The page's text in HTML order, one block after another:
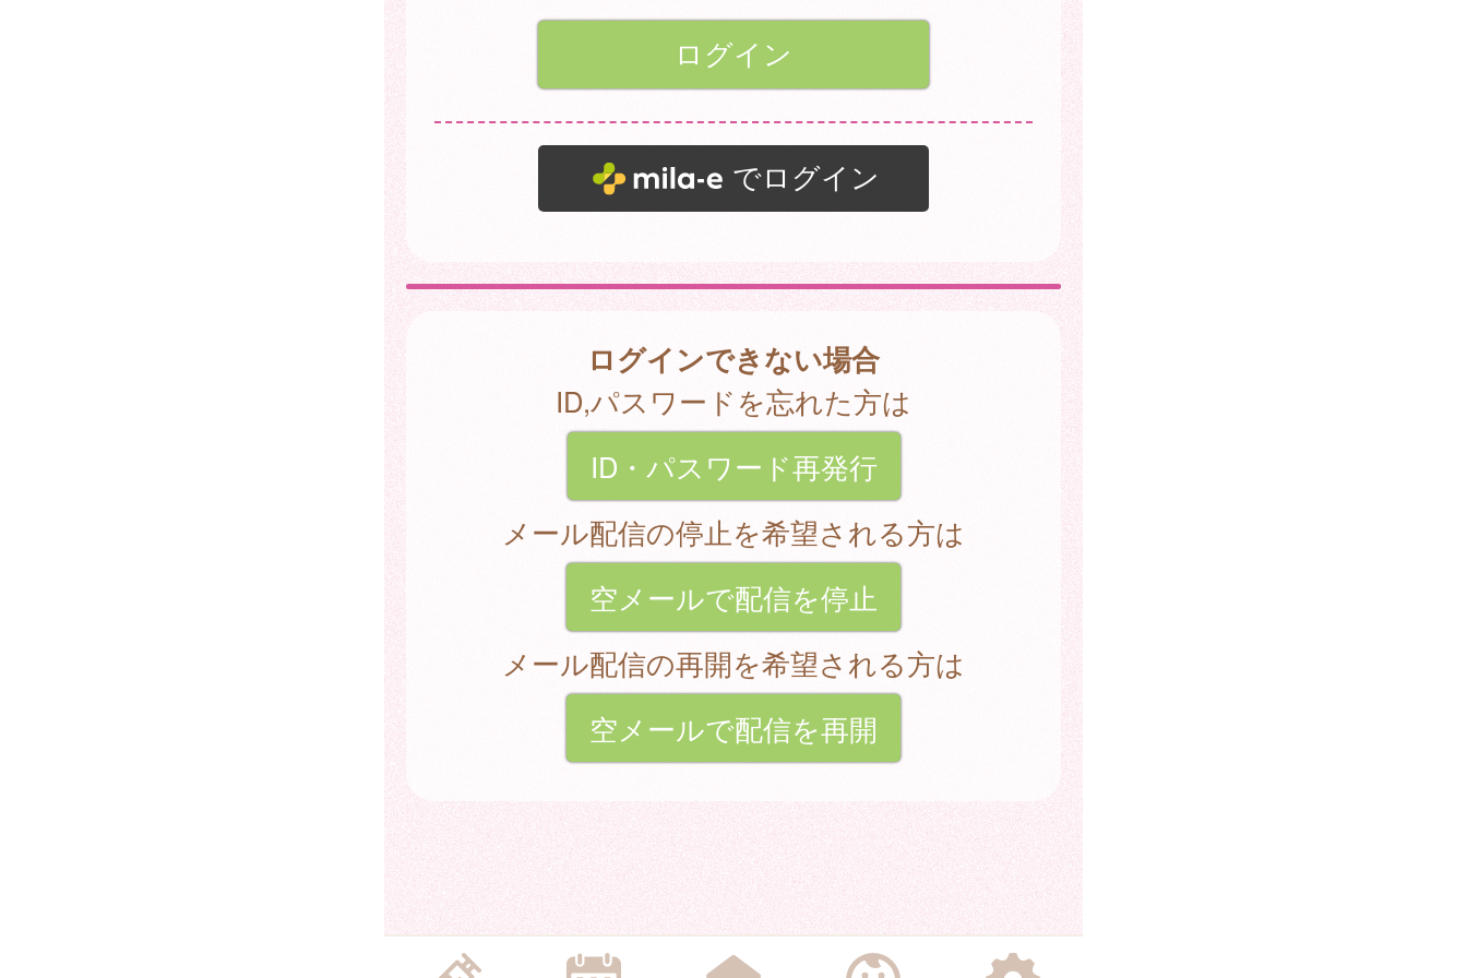
でログイン
ログインできない場合
ID,パスワードを忘れた方は
ID・パスワード再発行
メール配信の停止を希望される方は
空メールで配信を停止
メール配信の再開を希望される方は
空メールで配信を再開